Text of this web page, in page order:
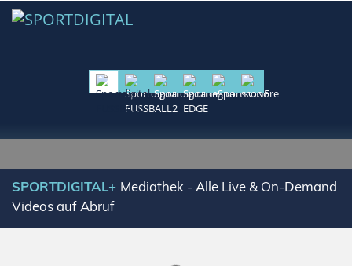
SPORTDIGITAL+ Mediathek - Alle Live & On-Demand
Videos auf Abruf